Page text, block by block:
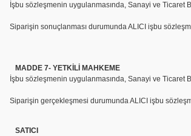
İşbu sözleşmenin uygulanmasında, Sanayi ve Ticaret
Siparişin sonuçlanması durumunda ALICI işbu
MADDE 7- YETKİLİ MAHKEME
İşbu sözleşmenin uygulanmasında, Sanayi ve Ticaret
Siparişin gerçekleşmesi durumunda ALICI işbu
SATICI